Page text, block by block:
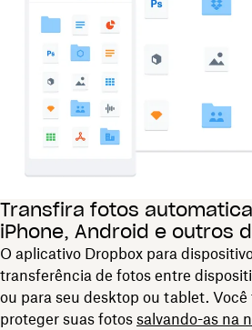
Transfira fotos
iPhone, Android e outros
O aplicativo Dropbox para
transferência de fotos entre
ou para seu desktop ou tablet.
proteger suas fotos salvando-as na